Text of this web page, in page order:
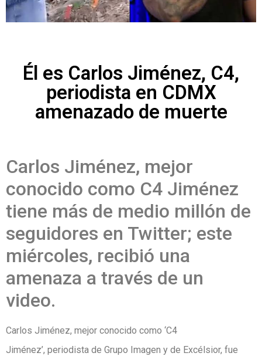
Él es Carlos Jiménez, C4,
periodista en CDMX
amenazado de muerte
Carlos Jiménez, mejor
conocido como C4 Jiménez
tiene más de medio millón de
seguidores en Twitter; este
miércoles, recibió una
amenaza a través de un
video.
Carlos Jiménez, mejor conocido como ‘C4
Jiménez’, periodista de Grupo Imagen y de Excélsior, fue